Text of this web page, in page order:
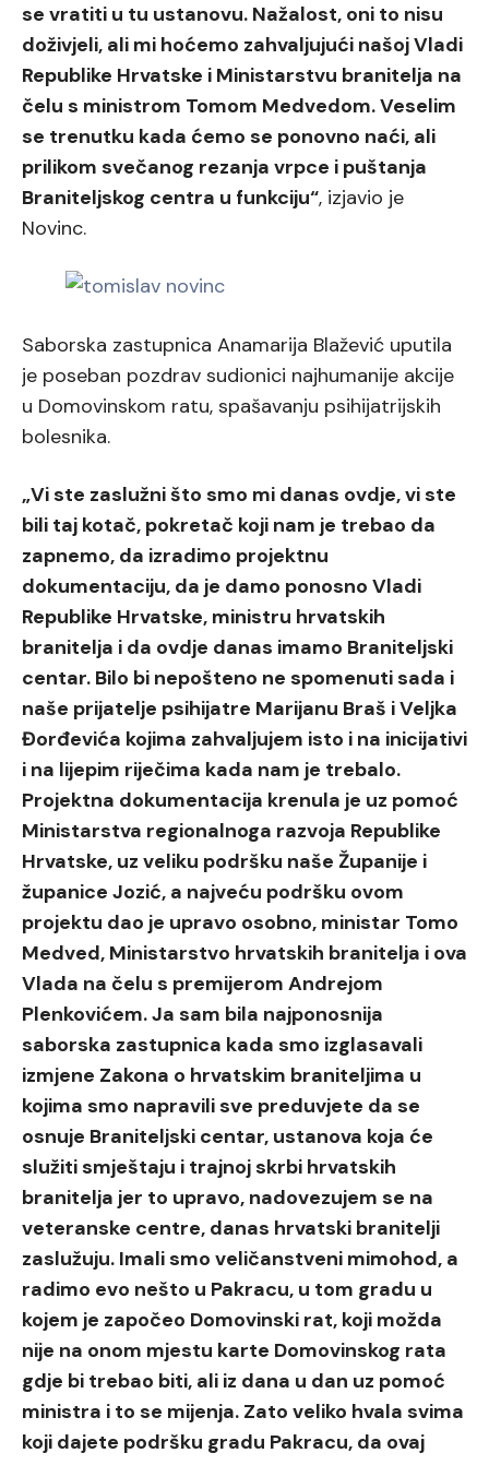
se vratiti u tu ustanovu. Nažalost, oni to nisu
doživjeli, ali mi hoćemo zahvaljujući našoj Vladi
Republike Hrvatske i Ministarstvu branitelja na
čelu s ministrom Tomom Medvedom. Veselim
se trenutku kada ćemo se ponovno naći, ali
prilikom svečanog rezanja vrpce i puštanja
Braniteljskog centra u funkciju“, izjavio je
Novinc.
Saborska zastupnica Anamarija Blažević uputila
je poseban pozdrav sudionici najhumanije akcije
u Domovinskom ratu, spašavanju psihijatrijskih
bolesnika.
„Vi ste zaslužni što smo mi danas ovdje, vi ste
bili taj kotač, pokretač koji nam je trebao da
zapnemo, da izradimo projektnu
dokumentaciju, da je damo ponosno Vladi
Republike Hrvatske, ministru hrvatskih
branitelja i da ovdje danas imamo Braniteljski
centar. Bilo bi nepošteno ne spomenuti sada i
naše prijatelje psihijatre Marijanu Braš i Veljka
Đorđevića kojima zahvaljujem isto i na inicijativi
i na lijepim riječima kada nam je trebalo.
Projektna dokumentacija krenula je uz pomoć
Ministarstva regionalnoga razvoja Republike
Hrvatske, uz veliku podršku naše Županije i
županice Jozić, a najveću podršku ovom
projektu dao je upravo osobno, ministar Tomo
Medved, Ministarstvo hrvatskih branitelja i ova
Vlada na čelu s premijerom Andrejom
Plenkovićem. Ja sam bila najponosnija
saborska zastupnica kada smo izglasavali
izmjene Zakona o hrvatskim braniteljima u
kojima smo napravili sve preduvjete da se
osnuje Braniteljski centar, ustanova koja će
služiti smještaju i trajnoj skrbi hrvatskih
branitelja jer to upravo, nadovezujem se na
veteranske centre, danas hrvatski branitelji
zaslužuju. Imali smo veličanstveni mimohod, a
radimo evo nešto u Pakracu, u tom gradu u
kojem je započeo Domovinski rat, koji možda
nije na onom mjestu karte Domovinskog rata
gdje bi trebao biti, ali iz dana u dan uz pomoć
ministra i to se mijenja. Zato veliko hvala svima
koji dajete podršku gradu Pakracu, da ovaj